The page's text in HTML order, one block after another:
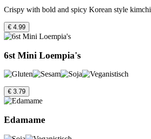
Crispy with bold and spicy Korean style kimchi
€ 4.99
6st Mini Loempia's
€ 3.79
Edamame